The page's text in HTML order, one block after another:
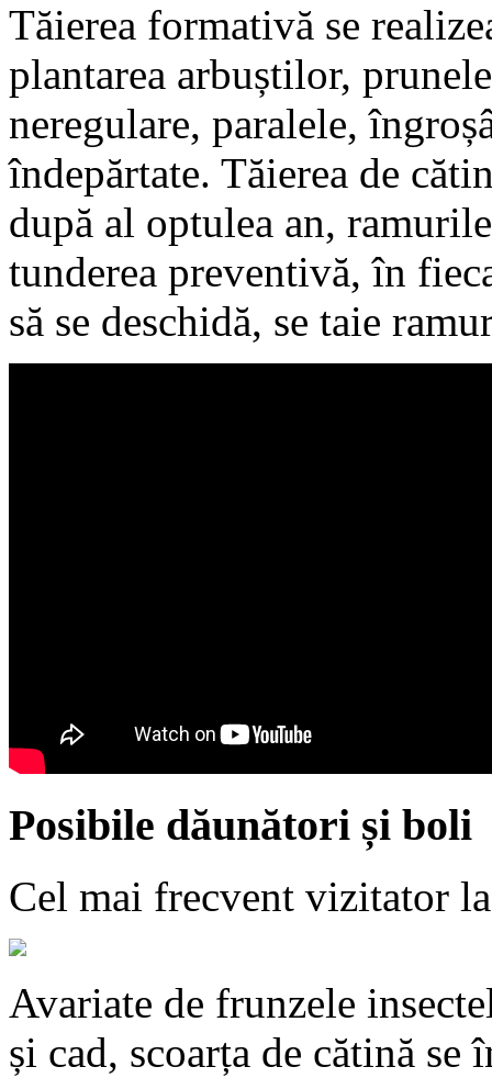
Tăierea formativă se
plantarea arbuștilor,
neregulare, paralele,
îndepărtate. Tăierea de
după al optulea an,
tunderea preventivă, în
să se deschidă, se taie
Posibile dăunători și boli
Cel mai frecvent vizitator
Avariate de frunzele
și cad, scoarța de cătină se